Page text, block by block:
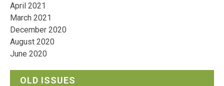
April 2021
March 2021
December 2020
August 2020
June 2020
OLD ISSUES